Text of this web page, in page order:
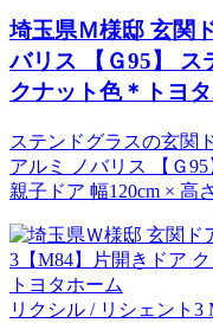
埼玉県Ｍ様邸 玄関
バリス 【Ｇ95】 ス
クナット色＊トヨ
ステンドグラスの玄関
アルミ ノバリス 【Ｇ
親子ドア 幅120cm × 高
トヨタホーム
リクシル / リシェント3